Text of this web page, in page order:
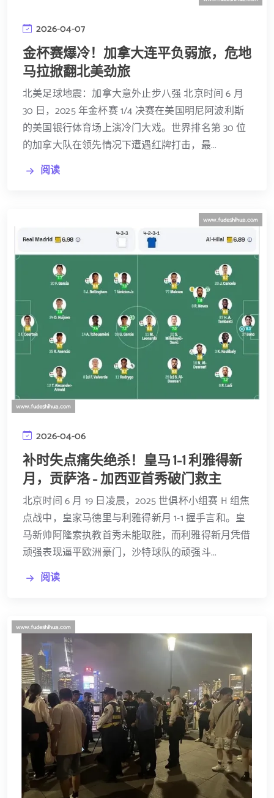
2026-04-07
金杯赛爆冷！加拿大连平负弱旅，危地
马拉掀翻北美劲旅
北美足球地震：加拿大意外止步八强 北京时间 6 月
30 日，2025 年金杯赛 1/4 决赛在美国明尼阿波利斯
的美国银行体育场上演冷门大戏。世界排名第 30 位
的加拿大队在领先情况下遭遇红牌打击，最...
阅读
2026-04-06
补时失点痛失绝杀！皇马 1-1 利雅得新
月，贡萨洛 - 加西亚首秀破门救主
北京时间 6 月 19 日凌晨，2025 世俱杯小组赛 H 组焦
点战中，皇家马德里与利雅得新月 1-1 握手言和。皇
马新帅阿隆索执教首秀未能取胜，而利雅得新月凭借
顽强表现逼平欧洲豪门，沙特球队的顽强斗...
阅读